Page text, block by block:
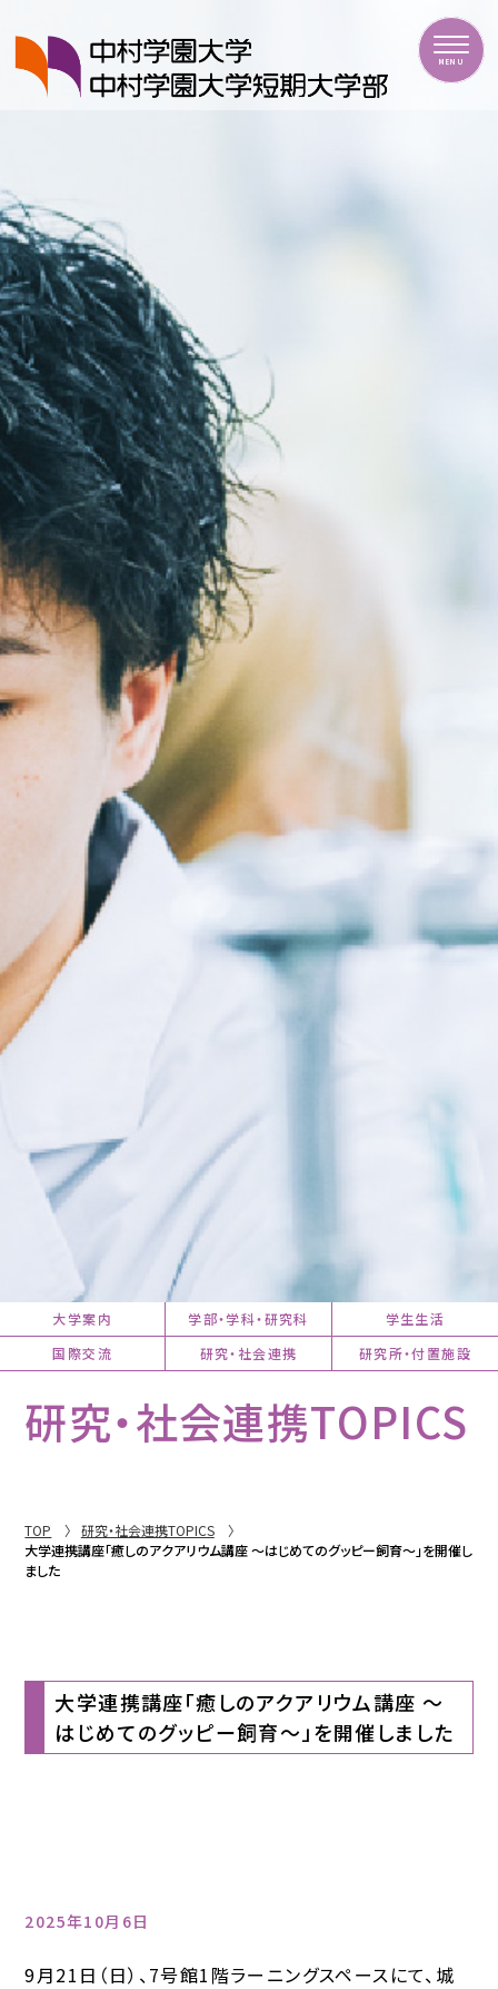
中村学園大学・中村学園大学短期大学部
MENU
大学案内 学部・学科・研究科
学生生活
国際交流
研究・社会連携 研究所・付置施設
研究・社会連携TOPICS
TOP
研究・社会連携TOPICS
大学連携講座「癒しのアクアリウム講座 ～はじめてのグッピー飼育～」を開催し
ました
大学連携講座「癒しのアクアリウム講座 ～
はじめてのグッピー飼育～」を開催しました
2025年10月6日
9月21日（日）、7号館1階ラーニングスペースにて、城